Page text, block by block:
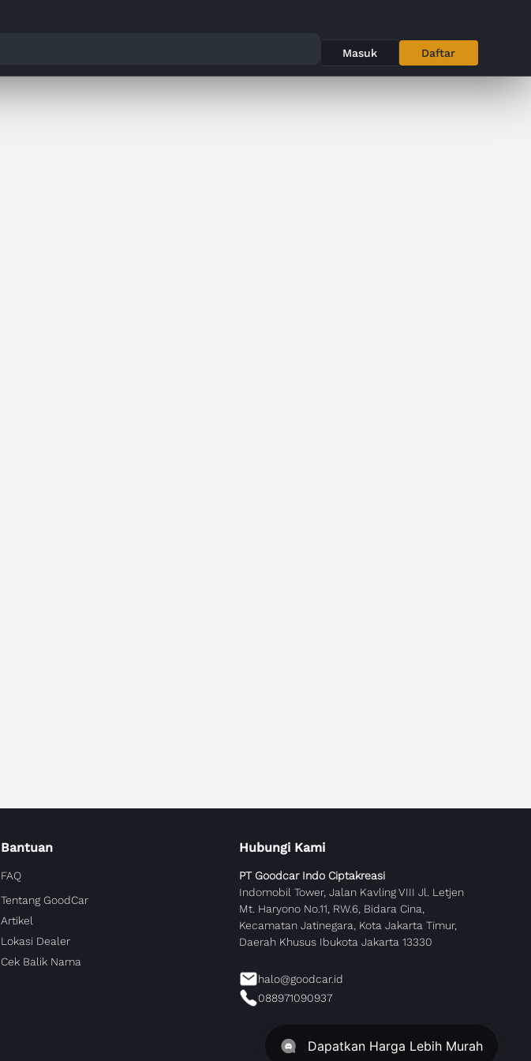
Masuk Daftar
Bantuan
FAQ
Tentang GoodCar
Artikel
Lokasi Dealer
Cek Balik Nama
Hubungi Kami
PT Goodcar Indo Ciptakreasi
Indomobil Tower, Jalan Kavling VIII Jl. Letjen
Mt. Haryono No.11, RW.6, Bidara Cina,
Kecamatan Jatinegara, Kota Jakarta Timur,
Daerah Khusus Ibukota Jakarta 13330
halo@goodcar.id
088971090937
Dapatkan Harga Lebih Murah